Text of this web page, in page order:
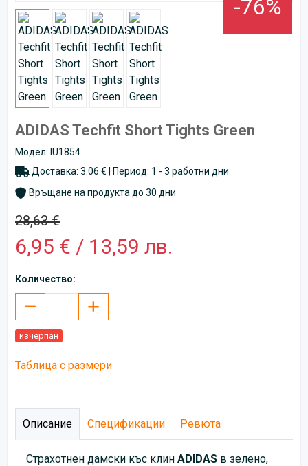
-76%
ADIDAS Techfit Short Tights Green
Модел: IU1854
Доставка: 3.06 € | Период: 1 - 3 работни дни
Връщане на продукта до 30 дни
28,63 €
6,95 € / 13,59 лв.
Количество:
изчерпан
Таблица с размери
Описание Спецификации Ревюта
Страхотнен дамски къс клин ADIDAS в зелено,